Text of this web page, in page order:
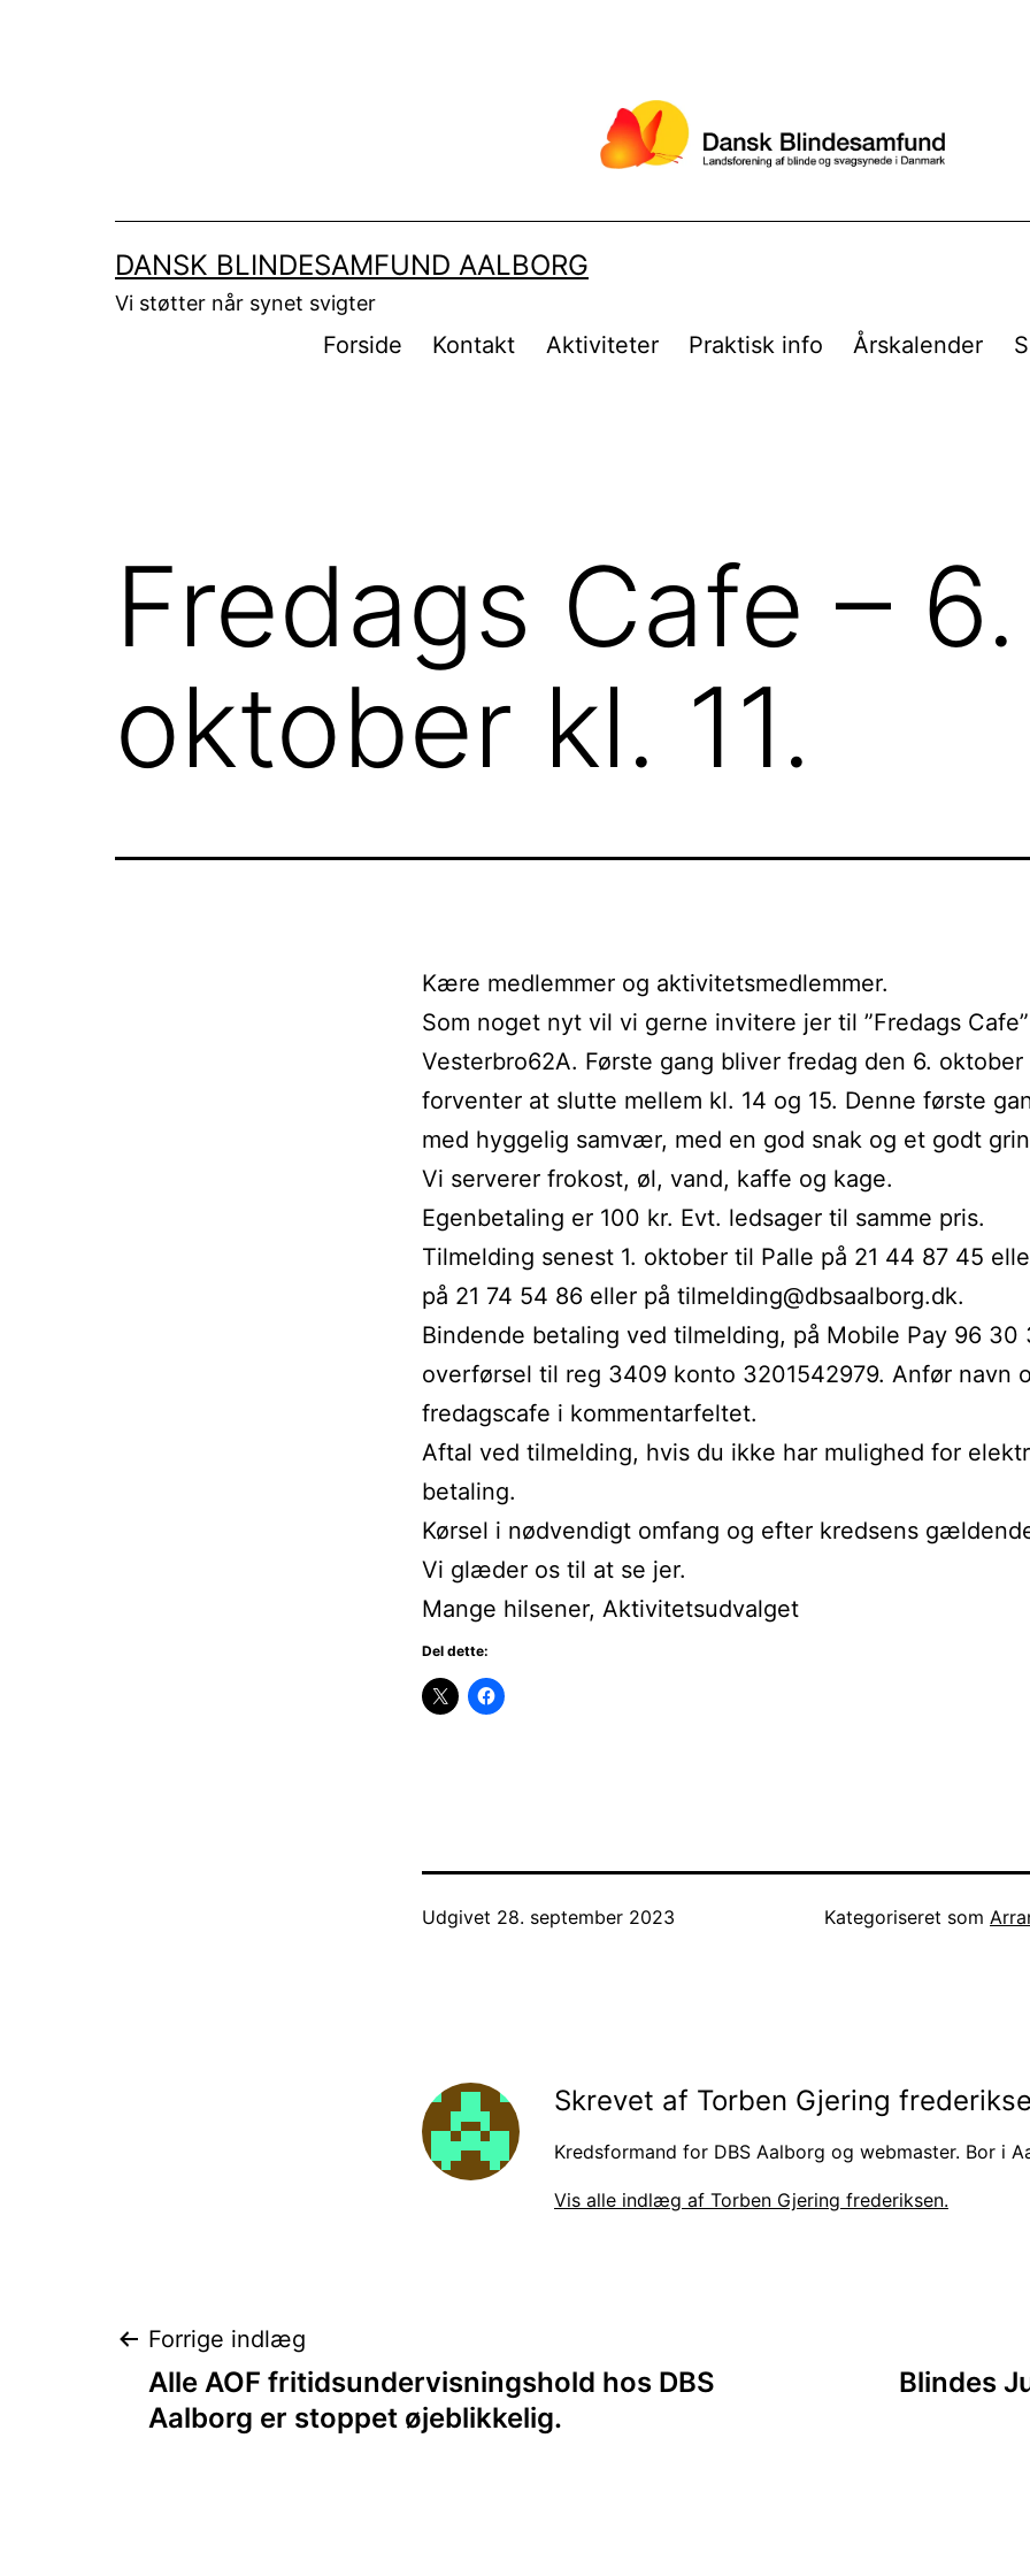
DANSK BLINDESAMFUND AALBORG
Vi støtter når synet svigter
Forside Kontakt Aktiviteter Praktisk info Årskalender
Fredags Cafe – 6.
oktober kl. 11.
Kære medlemmer og aktivitetsmedlemmer.
Som noget nyt vil vi gerne invitere jer til ”Fredags
Vesterbro62A. Første gang bliver fredag den 6. oktober
forventer at slutte mellem kl. 14 og 15. Denne første
med hyggelig samvær, med en god snak og et godt
Vi serverer frokost, øl, vand, kaffe og kage.
Egenbetaling er 100 kr. Evt. ledsager til samme pris.
Tilmelding senest 1. oktober til Palle på 21 44 87 45
på 21 74 54 86 eller på tilmelding@dbsaalborg.dk.
Bindende betaling ved tilmelding, på Mobile Pay 96 30
overførsel til reg 3409 konto 3201542979. Anfør navn
fredagscafe i kommentarfeltet.
Aftal ved tilmelding, hvis du ikke har mulighed for
betaling.
Kørsel i nødvendigt omfang og efter kredsens
Vi glæder os til at se jer.
Mange hilsener, Aktivitetsudvalget
Del dette:
Udgivet 28. september 2023 Kategoriseret som
Skrevet af Torben Gjering
Kredsformand for DBS Aalborg og webmaster. Bor i
Vis alle indlæg af Torben Gjering frederiksen.
Indlægsnavigation
Forrige indlæg
Alle AOF fritidsundervisningshold hos DBS
Aalborg er stoppet øjeblikkelig.
Blindes